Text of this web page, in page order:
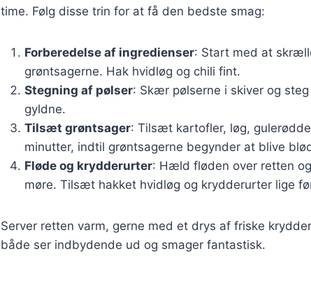
time. Følg disse trin for at få den bedste smag:
Forberedelse af ingredienser: Start med at
grøntsagerne. Hak hvidløg og chili fint.
Stegning af pølser: Skær pølserne i skiver og
gyldne.
Tilsæt grøntsager: Tilsæt kartofler, løg,
minutter, indtil grøntsagerne begynder at blive
Fløde og krydderurter: Hæld fløden over retten
møre. Tilsæt hakket hvidløg og krydderurter lige
Server retten varm, gerne med et drys af friske
både ser indbydende ud og smager fantastisk.